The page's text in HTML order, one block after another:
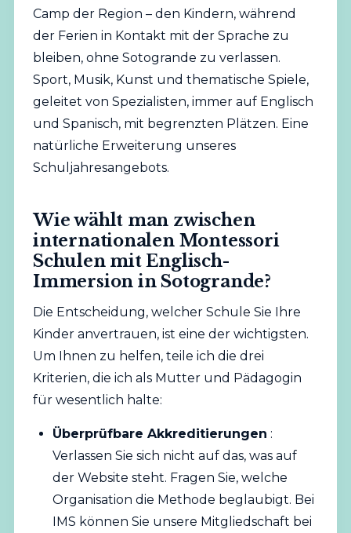
Camp der Region – den Kindern, während
der Ferien in Kontakt mit der Sprache zu
bleiben, ohne Sotogrande zu verlassen.
Sport, Musik, Kunst und thematische Spiele,
geleitet von Spezialisten, immer auf Englisch
und Spanisch, mit begrenzten Plätzen. Eine
natürliche Erweiterung unseres
Schuljahresangebots.
Wie wählt man zwischen
internationalen Montessori
Schulen mit Englisch-
Immersion in Sotogrande?
Die Entscheidung, welcher Schule Sie Ihre
Kinder anvertrauen, ist eine der wichtigsten.
Um Ihnen zu helfen, teile ich die drei
Kriterien, die ich als Mutter und Pädagogin
für wesentlich halte:
Überprüfbare Akkreditierungen :
Verlassen Sie sich nicht auf das, was auf
der Website steht. Fragen Sie, welche
Organisation die Methode beglaubigt. Bei
IMS können Sie unsere Mitgliedschaft bei